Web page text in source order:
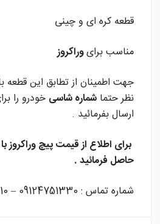
قطعه کره ای و چینی
مناسب برایوراکروز
جهت اطمینان از تطابق این قطعه
نظر حتما شماره شاسی خودرو را
ارسال بفرمائید .
برای اطلاع از قیمت پیچ وراکروز
حاصل فرمائید .
شماره تماس : 09124751330 – 02136919310